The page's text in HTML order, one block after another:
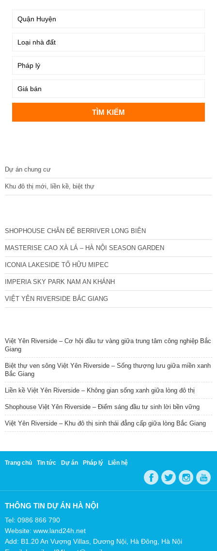
Dự án chung cư
Khu đô thị mới, liền kề, biệt thự
SHOPHOUSE CHÂN ĐẾ BERRIVER LONG BIÊN
MASTERISE CAO XÀ LÁ – HÀ NỘI SEASON GARDEN
ICONIA LAKESIDE TỐ HỮU MIPEC
IMPERIA SKY PARK NAM AN KHÁNH
VIỆT YÊN RIVERSIDE BẮC GIANG
Việt Yên Riverside – Cơ hội đầu tư vàng giữa trung tâm công nghiệp Bắc
Giang
Biệt thự ven sông Việt Yên Riverside – Sống thượng lưu giữa miền xanh
Bắc Giang
Liền kề Việt Yên Riverside – Không gian sống xanh giữa lòng đô thị
Shophouse Việt Yên Riverside – Điểm sáng đầu tư sinh lời bền vững
Việt Yên Riverside – Khu đô thị sinh thái đẳng cấp giữa lòng Bắc Giang
Trang chủ Tin tức Dự án Pháp lý Liên hệ
THÔNG TIN DỰ ÁN HÀ NỘI
Tel: 0986 866 790
Website: www.land24h.net
Add: B1.20 An Vượng Villas, Dương Nội, Hà Đông, Hà Nội